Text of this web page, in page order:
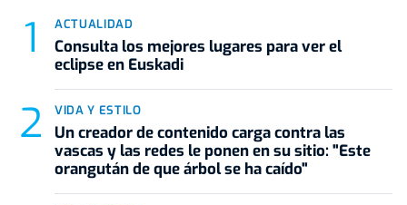
ACTUALIDAD
Consulta los mejores lugares para ver el
eclipse en Euskadi
VIDA Y ESTILO
Un creador de contenido carga contra las
vascas y las redes le ponen en su sitio: "Este
orangután de que árbol se ha caído"